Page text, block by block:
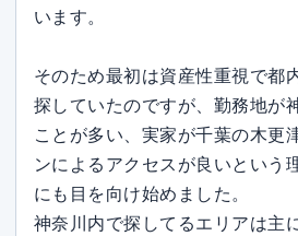
います。
そのため最初は資産性重視で都
探していたのですが、勤務地が
ことが多い、実家が千葉の木更
ンによるアクセスが良いという
にも目を向け始めました。
神奈川内で探してるエリアは主